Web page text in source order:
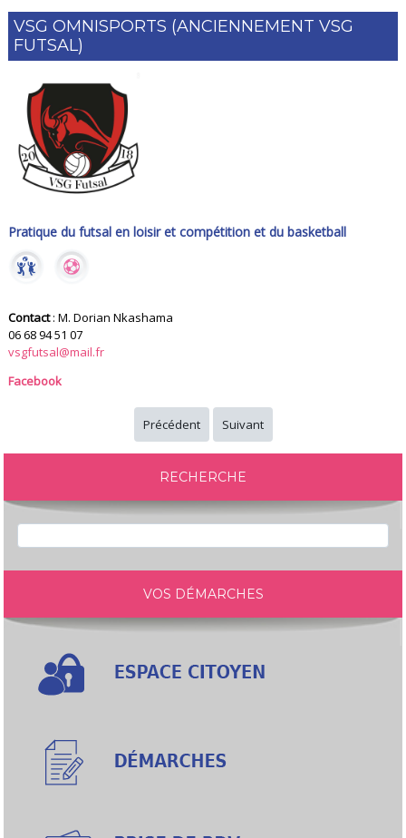
VSG OMNISPORTS (ANCIENNEMENT VSG
FUTSAL)
Pratique du futsal en loisir et compétition et du basketball
Contact: M. Dorian Nkashama
06 68 94 51 07
vsgfutsal@mail.fr
Facebook
Précédent Suivant
RECHERCHE
VOS DÉMARCHES